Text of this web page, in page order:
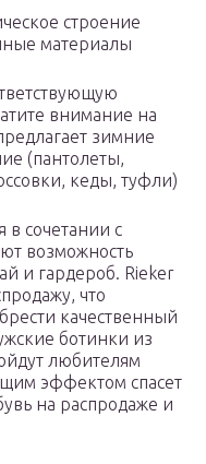
строение
материалы
внимание на
зимние
(пантолеты,
кеды, туфли)
сочетании с
возможность
и гардероб. Rieker
что
качественный
ботинки из
любителям
эффектом спасет
на распродаже и